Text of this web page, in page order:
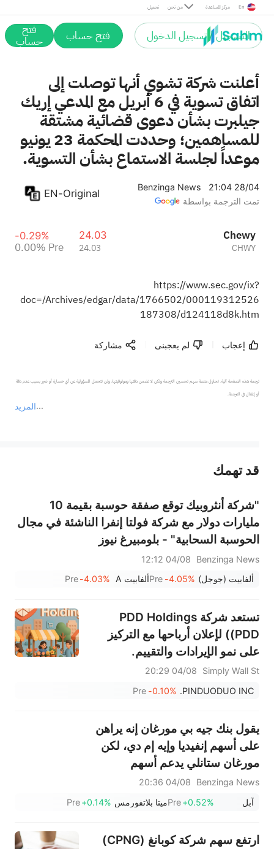
تحميل من نحن مركز المساعدة En
التسجيل / تسجيل الدخول فتح حساب فتح
حساب
أعلنت شركة تشوي أنها توصلت إلى
اتفاق تسوية في 6 أبريل مع المدعي إريك
جيلبرت بشأن دعوى قضائية مشتقة
للمساهمين؛ وحددت المحكمة 23 يونيو
موعداً لجلسة الاستماع بشأن التسوية.
Benzinga News
21:04 28/04
تمت الترجمة بواسطة
EN-Original
Chewy
CHWY
24.03
24.03
-0.29%
0.00% Pre
https://www.sec.gov/ix?
doc=/Archives/edgar/data/1766502/000119312526
187308/d124118d8k.htm
إعجاب لم يعجبنى مشاركة
المزيد
ترجمة هذه الصفحة آلية. تحاول منصة سهم تحسين الترجمة ولكن لا تضمن دقتها وموثوقيتها، ولن تتحمل المسؤولية عن أي خسارة أو ضرر بسبب عدم دقة
أو إغفال في الترجمة.
عند الضرورة، يرجى استشارة مستشار استثمار محترف. لا تقدم منصة سهم أي مشورة استثمارية، ولا تقدم أي التزامات أو ضمانات.
قد تهمك
"شركة أنثروبيك توقع صفقة حوسبة بقيمة 10
مليارات دولار مع شركة فولتا إنفرا الناشئة في مجال
الحوسبة السحابية" - بلومبيرغ نيوز
Benzinga News
04/08 12:12
ألفابيت (جوجل) -4.05%
Preألفابيت A -4.03%
Pre
تستعد شركة PDD Holdings
(PDD) لإعلان أرباحها مع التركيز
على نمو الإيرادات والتقييم.
Simply Wall St
04/08 20:29
PINDUODUO INC.
-0.10%
Pre
يقول بنك جيه بي مورغان إنه يراهن
على أسهم إنفيديا وإيه إم دي، لكن
مورغان ستانلي يدعم أسهم
مايكروسوفت وجوجل: ما هي أفضل
صفقة في مجال الذكاء الاصطناعي؟
Benzinga News
04/08 20:36
آبل
+0.52%
Preميتا بلاتفورمس +0.14%
Pre
ارتفع سهم شركة كوبانغ (CPNG)